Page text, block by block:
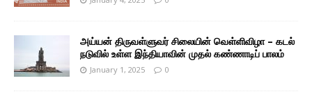
அய்யன் திருவள்ளுவர் சிலையின் வெள்ளிவிழா – கடல்
நடுவில் உள்ள இந்தியாவின் முதல் கண்ணாடிப் பாலம்
January 1, 2025 0